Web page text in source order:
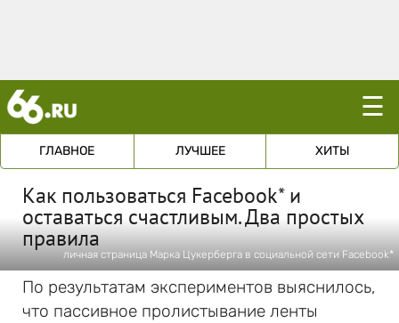
☰
ГЛАВНОЕ ЛУЧШЕЕ ХИТЫ
Как пользоваться Facebook* и
оставаться счастливым. Два простых
правила
личная страница Марка Цукерберга в социальной сети Facebook*
По результатам экспериментов выяснилось,
что пассивное пролистывание ленты